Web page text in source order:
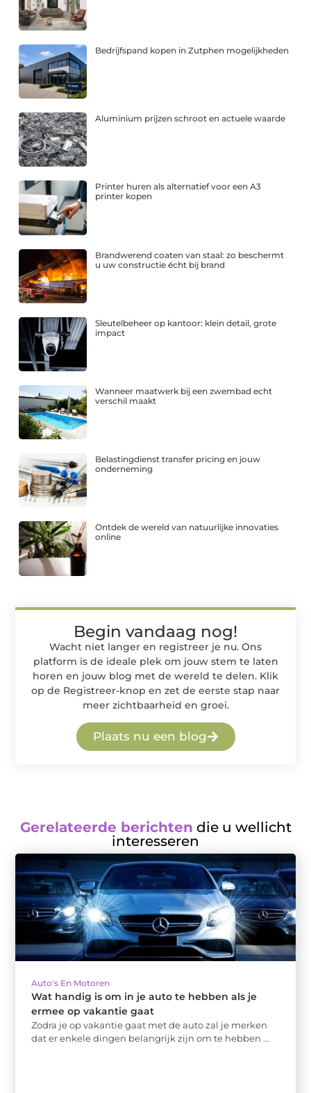
Bedrijfspand kopen in Zutphen mogelijkheden
Aluminium prijzen schroot en actuele waarde
Printer huren als alternatief voor een A3
printer kopen
Brandwerend coaten van staal: zo beschermt
u uw constructie écht bij brand
Sleutelbeheer op kantoor: klein detail, grote
impact
Wanneer maatwerk bij een zwembad echt
verschil maakt
Belastingdienst transfer pricing en jouw
onderneming
Ontdek de wereld van natuurlijke innovaties
online
Begin vandaag nog!
Wacht niet langer en registreer je nu. Ons
platform is de ideale plek om jouw stem te laten
horen en jouw blog met de wereld te delen. Klik
op de Registreer-knop en zet de eerste stap naar
meer zichtbaarheid en groei.
Plaats nu een blog
Gerelateerde berichten die u wellicht
interesseren
Auto's En Motoren
Wat handig is om in je auto te hebben als je
ermee op vakantie gaat
Zodra je op vakantie gaat met de auto zal je merken
dat er enkele dingen belangrijk zijn om te hebben ...